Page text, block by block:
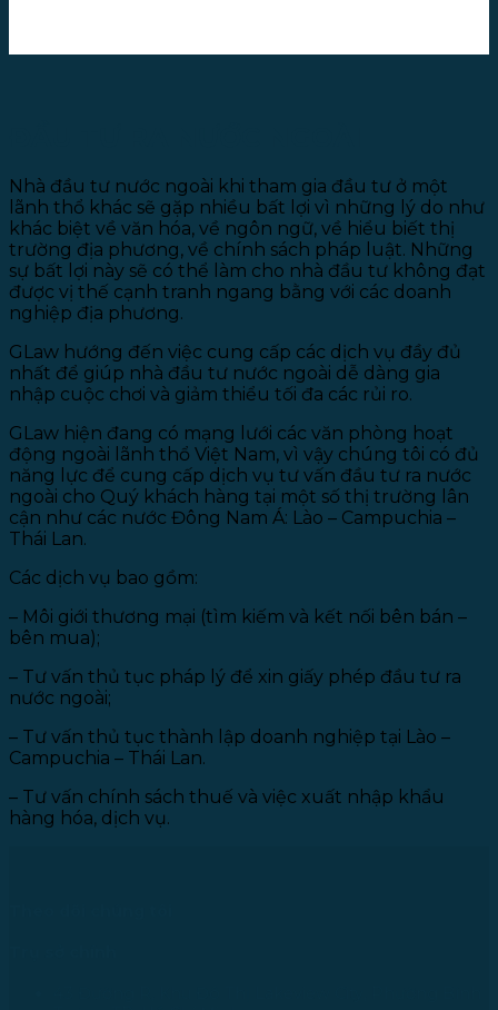
Nhà đầu tư nước ngoài khi tham gia đầu tư ở một
lãnh thổ khác sẽ gặp nhiều bất lợi vì những lý do như
khác biệt về văn hóa, về ngôn ngữ, về hiểu biết thị
trường địa phương, về chính sách pháp luật. Những
sự bất lợi này sẽ có thể làm cho nhà đầu tư không đạt
được vị thế cạnh tranh ngang bằng với các doanh
nghiệp địa phương.
GLaw hướng đến việc cung cấp các dịch vụ đầy đủ
nhất để giúp nhà đầu tư nước ngoài dễ dàng gia
nhập cuộc chơi và giảm thiểu tối đa các rủi ro.
GLaw hiện đang có mạng lưới các văn phòng hoạt
động ngoài lãnh thổ Việt Nam, vì vậy chúng tôi có đủ
năng lực để cung cấp dịch vụ tư vấn đầu tư ra nước
ngoài cho Quý khách hàng tại một số thị trường lân
cận như các nước Đông Nam Á: Lào – Campuchia –
Thái Lan.
Các dịch vụ bao gồm:
– Môi giới thương mại (tìm kiếm và kết nối bên bán –
bên mua);
– Tư vấn thủ tục pháp lý để xin giấy phép đầu tư ra
nước ngoài;
– Tư vấn thủ tục thành lập doanh nghiệp tại Lào –
Campuchia – Thái Lan.
– Tư vấn chính sách thuế và việc xuất nhập khẩu
hàng hóa, dịch vụ.